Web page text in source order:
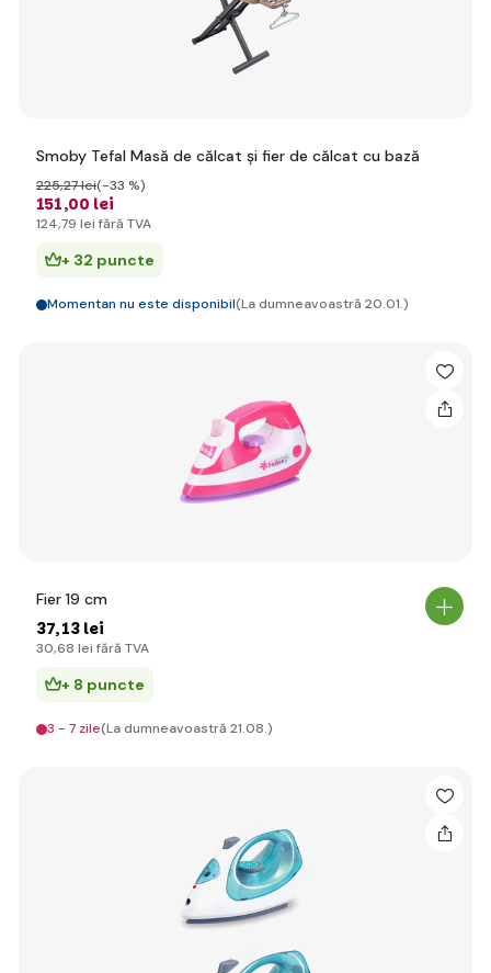
Smoby Tefal Masă de călcat și fier de călcat cu bază
151,00 lei
225,27 lei(-33 %)
124,79 lei fără TVA
+ 32 puncte
Momentan nu este disponibil(La dumneavoastră 20.01.)
Fier 19 cm
37,13 lei
30,68 lei fără TVA
+ 8 puncte
3 - 7 zile(La dumneavoastră 21.08.)